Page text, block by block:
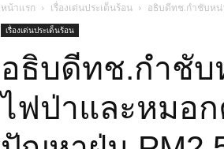
หน้าแรก เรื่องเด่นประเด็นร้อน อธิบดีทช.กำชับหน่
เรื่องเด่นประเด็นร้อน
อธิบดีทช.กำชับ
ไฟป่าและหมอ